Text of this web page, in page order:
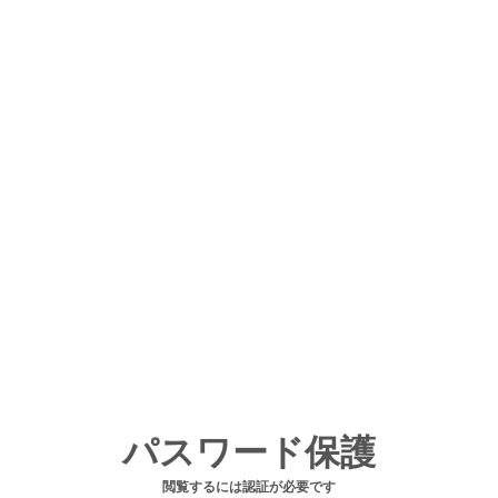
パスワード保護
閲覧するには認証が必要です